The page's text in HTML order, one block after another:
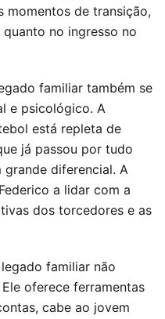
momentos de transição,
no ingresso no
familiar também se
e psicológico. A
está repleta de
já passou por tudo
grande diferencial. A
a lidar com a
dos torcedores e as
familiar não
oferece ferramentas
cabe ao jovem